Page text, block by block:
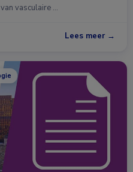
vasculaire …
Lees meer →